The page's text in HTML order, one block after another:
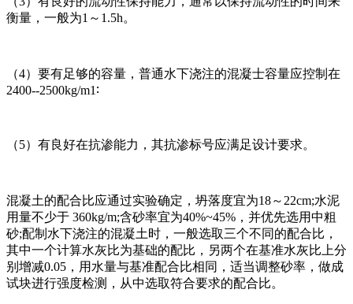
衡量，一般为1～1.5h。
（4）要有足够的容量，普通水下浇注的混凝士容量应控制在
2400--2500kg/m1∶
（5）有良好在抗渗能力，其抗渗标号应满足设计要求。
混凝土的配合比应通过实验确定，坍落度宜为18～22cm;水泥
用量不少于 360kg/m;含砂率宜为40%~45%，并优先选用中粗
砂;配制水下浇注的混凝土时，一般选取三个不同的配合比，
其中一个计算水灰比为基础的配比，另两个在基准水灰比上分
别增减0.05，用水量与基准配合比相同，适当调整砂率，做成
试块进行强度检测，从中选取符合要求的配合比。